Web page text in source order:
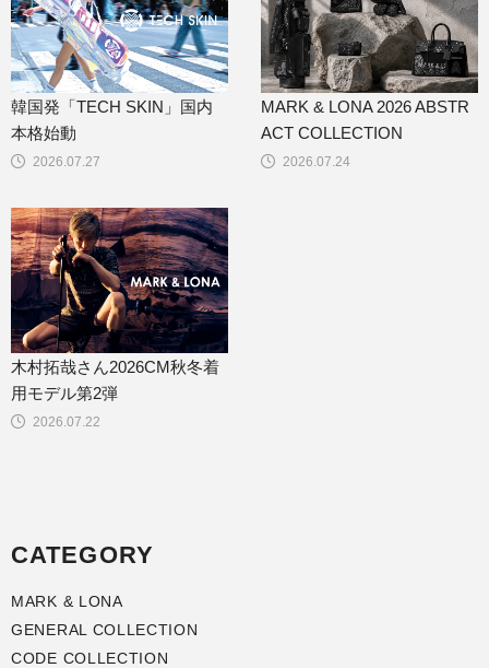
2026.07.27
韓国発「TECH SKIN」国内
本格始動
2026.07.24
MARK & LONA 2026 ABSTR
ACT COLLECTION
2026.07.22
木村拓哉さん2026CM秋冬着
用モデル第2弾
CATEGORY
MARK & LONA
GENERAL COLLECTION
CODE COLLECTION